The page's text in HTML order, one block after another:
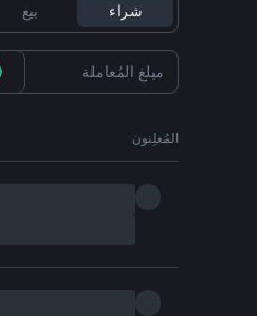
شراء بيع
المُعلِنون